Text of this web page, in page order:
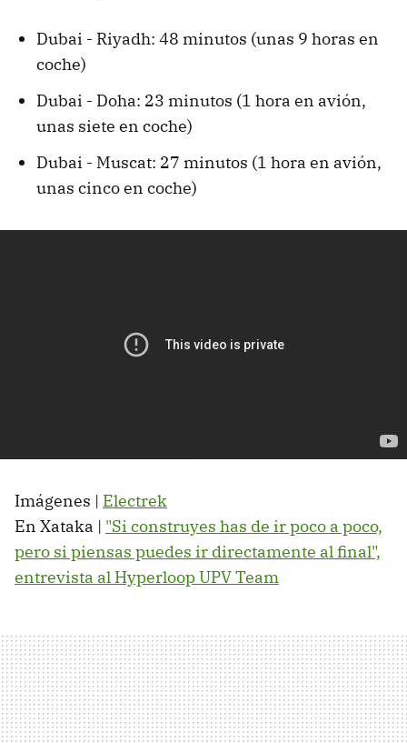
Dubai - Riyadh: 48 minutos (unas 9 horas en
coche)
Dubai - Doha: 23 minutos (1 hora en avión,
unas siete en coche)
Dubai - Muscat: 27 minutos (1 hora en avión,
unas cinco en coche)
Imágenes | Electrek
En Xataka | "Si construyes has de ir poco a poco,
pero si piensas puedes ir directamente al final",
entrevista al Hyperloop UPV Team